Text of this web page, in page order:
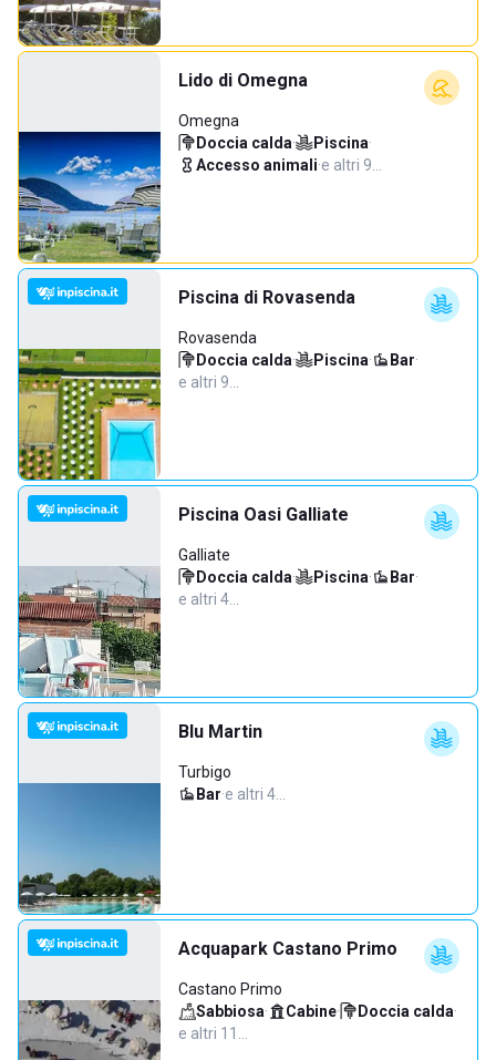
Lido di Omegna
Omegna
Doccia calda· Piscina·
Accesso animali·e altri 9…
Piscina di Rovasenda
Rovasenda
Doccia calda· Piscina· Bar·
e altri 9…
Piscina Oasi Galliate
Galliate
Doccia calda· Piscina· Bar·
e altri 4…
Blu Martin
Turbigo
Bar·e altri 4…
Acquapark Castano Primo
Castano Primo
Sabbiosa· Cabine· Doccia calda·
e altri 11…